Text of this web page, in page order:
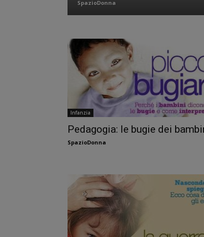
SpazioDonna
Infanzia
Pedagogia: le bugie dei
SpazioDonna